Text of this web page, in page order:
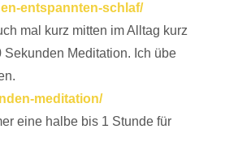
entspannten-schlaf/
mal kurz mitten im Alltag kurz
Meditation. Ich übe
meditation/
eine halbe bis 1 Stunde für